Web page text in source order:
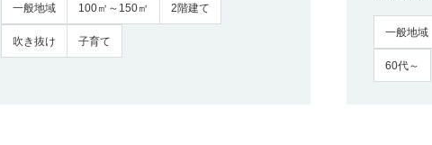
一般地域 100㎡～150㎡ 2階建て
吹き抜け 子育て
一般地域
60代～